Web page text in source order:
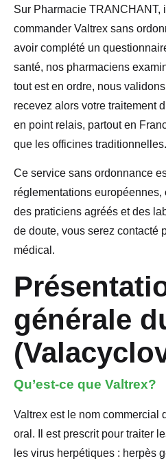
Sur Pharmacie TRANCHANT,
commander Valtrex sans
avoir complété un
santé, nos pharmaciens
tout est en ordre, nous
recevez alors votre traitement
en point relais, partout en
que les officines traditionnelles.
Ce service sans ordonnance
réglementations
des praticiens agréés et des
de doute, vous serez contacté
médical.
générale
Qu’est-ce que Valtrex?
Valtrex est le nom commercial
oral. Il est prescrit pour traiter
les virus herpétiques : herpès